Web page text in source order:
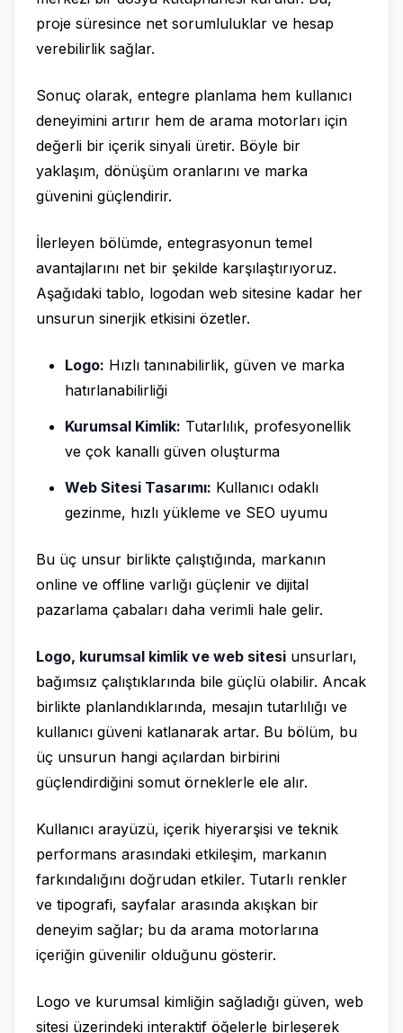
proje süresince net sorumluluklar ve hesap
verebilirlik sağlar.
Sonuç olarak, entegre planlama hem kullanıcı
deneyimini artırır hem de arama motorları için
değerli bir içerik sinyali üretir. Böyle bir
yaklaşım, dönüşüm oranlarını ve marka
güvenini güçlendirir.
İlerleyen bölümde, entegrasyonun temel
avantajlarını net bir şekilde karşılaştırıyoruz.
Aşağıdaki tablo, logodan web sitesine kadar her
unsurun sinerjik etkisini özetler.
Logo: Hızlı tanınabilirlik, güven ve marka
hatırlanabilirliği
Kurumsal Kimlik: Tutarlılık, profesyonellik
ve çok kanallı güven oluşturma
Web Sitesi Tasarımı: Kullanıcı odaklı
gezinme, hızlı yükleme ve SEO uyumu
Bu üç unsur birlikte çalıştığında, markanın
online ve offline varlığı güçlenir ve dijital
pazarlama çabaları daha verimli hale gelir.
Logo, kurumsal kimlik ve web sitesi unsurları,
bağımsız çalıştıklarında bile güçlü olabilir. Ancak
birlikte planlandıklarında, mesajın tutarlılığı ve
kullanıcı güveni katlanarak artar. Bu bölüm, bu
üç unsurun hangi açılardan birbirini
güçlendirdiğini somut örneklerle ele alır.
Kullanıcı arayüzü, içerik hiyerarşisi ve teknik
performans arasındaki etkileşim, markanın
farkındalığını doğrudan etkiler. Tutarlı renkler
ve tipografi, sayfalar arasında akışkan bir
deneyim sağlar; bu da arama motorlarına
içeriğin güvenilir olduğunu gösterir.
Logo ve kurumsal kimliğin sağladığı güven, web
sitesi üzerindeki interaktif öğelerle birleşerek